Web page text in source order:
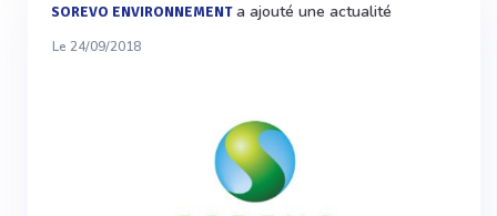
SOREVO ENVIRONNEMENTa ajouté une actualité
Le 24/09/2018